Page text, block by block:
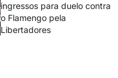
ingressos para duelo contra
o Flamengo pela
Libertadores